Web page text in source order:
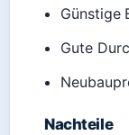
Günstige
Gute
Nachteile